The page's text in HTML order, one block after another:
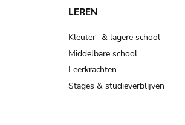
LEREN
Kleuter- & lagere school
Middelbare school
Leerkrachten
Stages & studieverblijven